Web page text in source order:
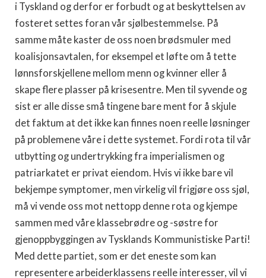
i Tyskland og derfor er forbudt og at beskyttelsen av
fosteret settes foran vår sjølbestemmelse. På
samme måte kaster de oss noen brødsmuler med
koalisjonsavtalen, for eksempel et løfte om å tette
lønnsforskjellene mellom menn og kvinner eller å
skape flere plasser på krisesentre. Men til syvende og
sist er alle disse små tingene bare ment for å skjule
det faktum at det ikke kan finnes noen reelle løsninger
på problemene våre i dette systemet. Fordi rota til vår
utbytting og undertrykking fra imperialismen og
patriarkatet er privat eiendom. Hvis vi ikke bare vil
bekjempe symptomer, men virkelig vil frigjøre oss sjøl,
må vi vende oss mot nettopp denne rota og kjempe
sammen med våre klassebrødre og -søstre for
gjenoppbyggingen av Tysklands Kommunistiske Parti!
Med dette partiet, som er det eneste som kan
representere arbeiderklassens reelle interesser, vil vi